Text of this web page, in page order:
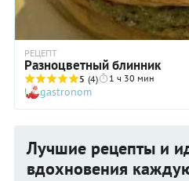
РЕЦЕПТ
Разноцветный блинник
5 (4) 1 ч 30 мин
gastronom
Лучшие рецепты и
вдохновения